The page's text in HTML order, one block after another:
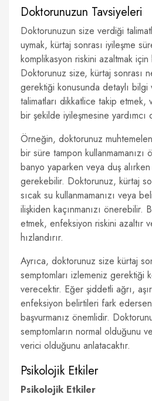
Doktorunuzun Tavsiyeleri
Doktorunuzun size verdiği
uymak, kürtaj sonrası iyileşme
komplikasyon riskini azaltmak için
Doktorunuz size, kürtaj sonrası
gerektiği konusunda detaylı bilgi
talimatları dikkatlice takip etmek,
bir şekilde iyileşmesine yardımcı
Örneğin, doktorunuz
bir süre tampon kullanmamanızı
banyo yaparken veya duş
gerekebilir. Doktorunuz, kürtaj
sıcak su kullanmamanızı veya
ilişkiden kaçınmanızı önerebilir.
etmek, enfeksiyon riskini azaltır
hızlandırır.
Ayrıca, doktorunuz size kürtaj
semptomları izlemeniz gerektiği
verecektir. Eğer şiddetli ağrı,
enfeksiyon belirtileri fark
başvurmanız önemlidir.
semptomların normal olduğunu
verici olduğunu anlatacaktır.
Psikolojik Etkiler
Psikolojik Etkiler